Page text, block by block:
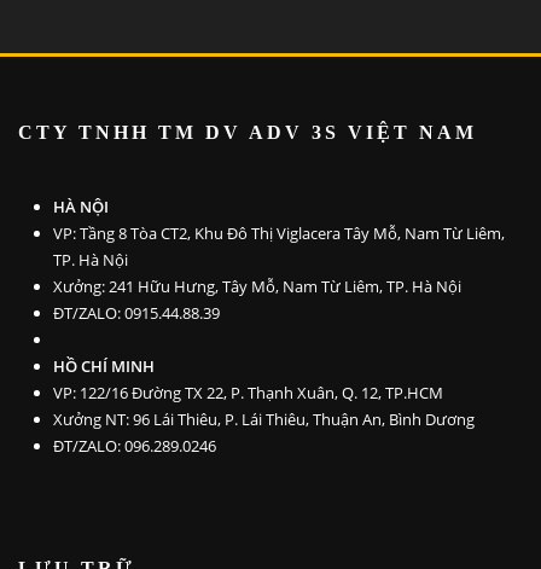
CTY TNHH TM DV ADV 3S VIỆT NAM
HÀ NỘI
VP: Tầng 8 Tòa CT2, Khu Đô Thị Viglacera Tây Mỗ, Nam Từ Liêm,
TP. Hà Nội
Xưởng: 241 Hữu Hưng, Tây Mỗ, Nam Từ Liêm, TP. Hà Nội
ĐT/ZALO: 0915.44.88.39
HỒ CHÍ MINH
VP: 122/16 Đường TX 22, P. Thạnh Xuân, Q. 12, TP.HCM
Xưởng NT: 96 Lái Thiêu, P. Lái Thiêu, Thuận An, Bình Dương
ĐT/ZALO: 096.289.0246